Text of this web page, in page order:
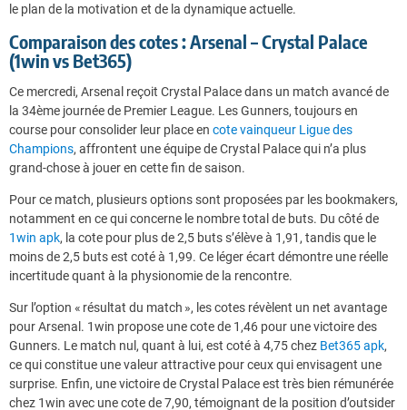
le plan de la motivation et de la dynamique actuelle.
Comparaison des cotes : Arsenal – Crystal Palace
(1win vs Bet365)
Ce mercredi, Arsenal reçoit Crystal Palace dans un match avancé de
la 34ème journée de Premier League. Les Gunners, toujours en
course pour consolider leur place en cote vainqueur Ligue des
Champions, affrontent une équipe de Crystal Palace qui n’a plus
grand-chose à jouer en cette fin de saison.
Pour ce match, plusieurs options sont proposées par les bookmakers,
notamment en ce qui concerne le nombre total de buts. Du côté de
1win apk, la cote pour plus de 2,5 buts s’élève à 1,91, tandis que le
moins de 2,5 buts est coté à 1,99. Ce léger écart démontre une réelle
incertitude quant à la physionomie de la rencontre.
Sur l’option « résultat du match », les cotes révèlent un net avantage
pour Arsenal. 1win propose une cote de 1,46 pour une victoire des
Gunners. Le match nul, quant à lui, est coté à 4,75 chez Bet365 apk,
ce qui constitue une valeur attractive pour ceux qui envisagent une
surprise. Enfin, une victoire de Crystal Palace est très bien rémunérée
chez 1win avec une cote de 7,90, témoignant de la position d’outsider